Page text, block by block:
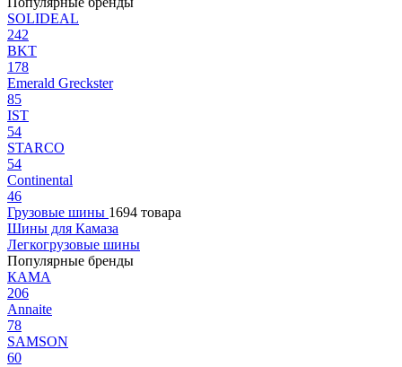
SOLIDEAL
242
BKT
178
Emerald Greckster
85
IST
54
STARCO
54
Continental
46
Грузовые шины 1694 товара
Шины для Камаза
Легкогрузовые шины
Популярные бренды
КАМА
206
Annaite
78
SAMSON
60